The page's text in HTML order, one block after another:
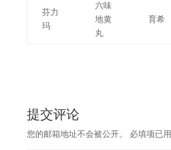
芬力
玛
六味
地黄
丸
育希
提交评论
您的邮箱地址不会被公开。 必填项已用